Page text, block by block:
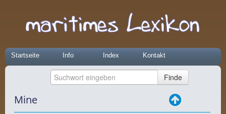
Startseite Info Index Kontakt
Mine